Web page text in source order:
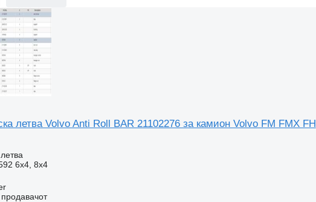
летва Volvo Anti Roll BAR 21102276 за камион Volvo FM FMX FH
6x4, 8x4
продавачот